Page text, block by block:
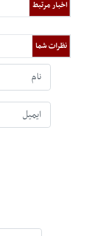
اخبار مرتبط
نظرات شما